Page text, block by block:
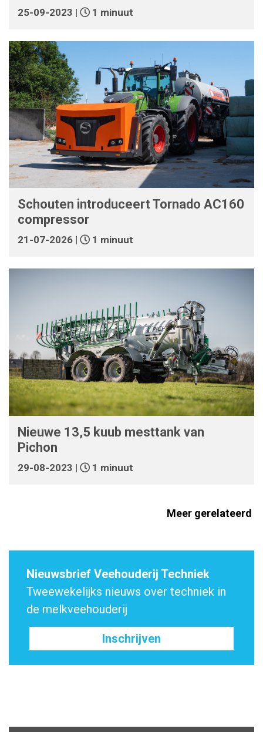
25-09-2023 | 1 minuut
Schouten introduceert Tornado AC160
compressor
21-07-2026 | 1 minuut
Nieuwe 13,5 kuub mesttank van
Pichon
29-08-2023 | 1 minuut
Meer gerelateerd
Nieuwsbrief Veehouderij Techniek
Tweewekelijks nieuws over techniek in
de melkveehouderij
Inschrijven